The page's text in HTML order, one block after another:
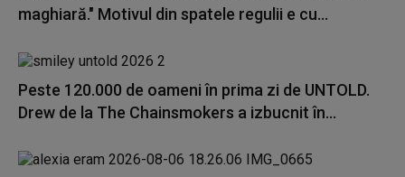
maghiară." Motivul din spatele regulii e cu...
Peste 120.000 de oameni în prima zi de UNTOLD.
Drew de la The Chainsmokers a izbucnit în...